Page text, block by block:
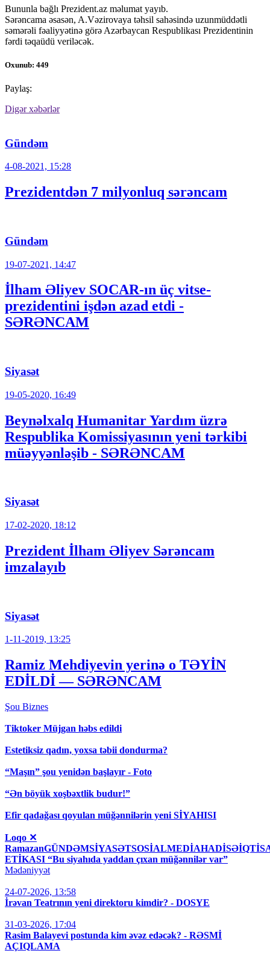
Bununla bağlı Prezident.az məlumat yayıb.
Sərəncama əsasən, A.Vəzirovaya təhsil sahəsində uzunmüddətli
səmərəli fəaliyyətinə görə Azərbaycan Respublikası Prezidentinin
fərdi təqaüdü veriləcək.
Oxunub: 449
Paylaş:
Digər xəbərlər
Gündəm
4-08-2021, 15:28
Prezidentdən 7 milyonluq sərəncam
Gündəm
19-07-2021, 14:47
İlham Əliyev SOCAR-ın üç vitse-
prezidentini işdən azad etdi -
SƏRƏNCAM
Siyasət
19-05-2020, 16:49
Beynəlxalq Humanitar Yardım üzrə
Respublika Komissiyasının yeni tərkibi
müəyyənləşib - SƏRƏNCAM
Siyasət
17-02-2020, 18:12
Prezident İlham Əliyev Sərəncam
imzalayıb
Siyasət
1-11-2019, 13:25
Ramiz Mehdiyevin yerinə o TƏYİN
EDİLDİ — SƏRƏNCAM
Şou Biznes
Tiktoker Müjgan həbs edildi
Estetiksiz qadın, yoxsa təbii dondurma?
“Maşın” şou yenidən başlayır - Foto
“Ən böyük xoşbəxtlik budur!”
Efir qadağası qoyulan müğənnilərin yeni SİYAHISI
Loqo ✕
ETİKASI “Bu siyahıda yaddan çıxan müğənnilər var”
Mədəniyyət
24-07-2026, 13:58
İrəvan Teatrının yeni direktoru kimdir? - DOSYE
31-03-2026, 17:04
Rasim Balayevi postunda kim əvəz edəcək? - RƏSMİ
AÇIQLAMA